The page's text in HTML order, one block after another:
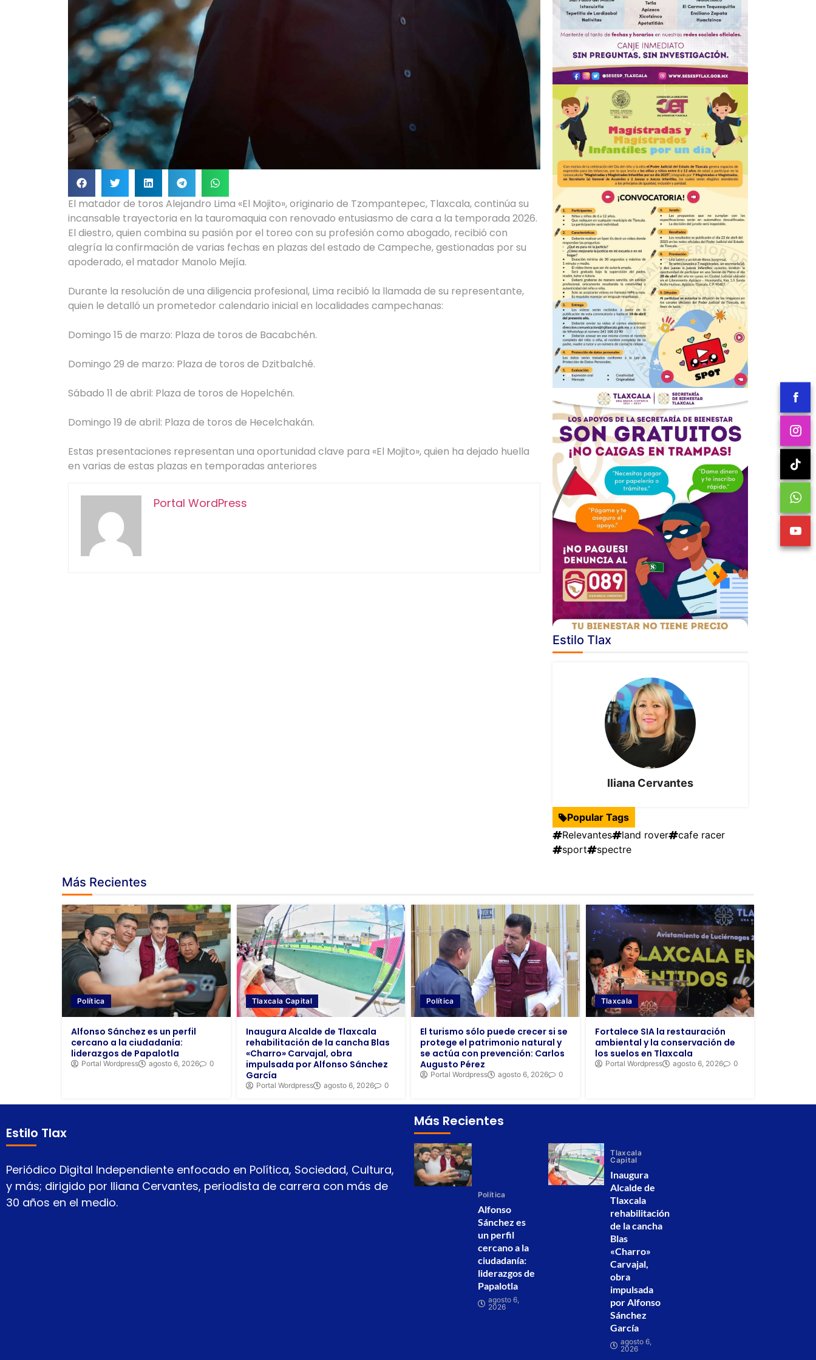
El matador de toros Alejandro Lima «El Mojito», originario de Tzompantepec, Tlaxcala, continúa su
incansable trayectoria en la tauromaquia con renovado entusiasmo de cara a la temporada 2026.
El diestro, quien combina su pasión por el toreo con su profesión como abogado, recibió con
alegría la confirmación de varias fechas en plazas del estado de Campeche, gestionadas por su
apoderado, el matador Manolo Mejía.
Durante la resolución de una diligencia profesional, Lima recibió la llamada de su representante,
quien le detalló un prometedor calendario inicial en localidades campechanas:
Domingo 15 de marzo: Plaza de toros de Bacabchén.
Domingo 29 de marzo: Plaza de toros de Dzitbalché.
Sábado 11 de abril: Plaza de toros de Hopelchén.
Domingo 19 de abril: Plaza de toros de Hecelchakán.
Estas presentaciones representan una oportunidad clave para «El Mojito», quien ha dejado huella
en varias de estas plazas en temporadas anteriores
Portal WordPress
Estilo Tlax
Iliana Cervantes
Popular Tags
Relevantes
land rover
cafe racer
sport
spectre
Más Recientes
Política
Alfonso Sánchez es un perfil
cercano a la ciudadanía:
liderazgos de Papalotla
Portal Wordpress agosto 6, 2026 0
Tlaxcala Capital
Inaugura Alcalde de Tlaxcala
rehabilitación de la cancha Blas
«Charro» Carvajal, obra
impulsada por Alfonso Sánchez
García
Portal Wordpress agosto 6, 2026 0
Política
El turismo sólo puede crecer si se
protege el patrimonio natural y
se actúa con prevención: Carlos
Augusto Pérez
Portal Wordpress agosto 6, 2026 0
Tlaxcala
Fortalece SIA la restauración
ambiental y la conservación de
los suelos en Tlaxcala
Portal Wordpress agosto 6, 2026 0
Estilo Tlax
Periódico Digital Independiente enfocado en Política, Sociedad, Cultura,
y más; dirigido por Iliana Cervantes, periodista de carrera con más de
30 años en el medio.
Más Recientes
Política
Alfonso
Sánchez es
un perfil
cercano a la
ciudadanía:
liderazgos de
Papalotla
agosto 6,
2026
Tlaxcala
Capital
Inaugura
Alcalde de
Tlaxcala
rehabilitación
de la cancha
Blas
«Charro»
Carvajal,
obra
impulsada
por Alfonso
Sánchez
García
agosto 6,
2026